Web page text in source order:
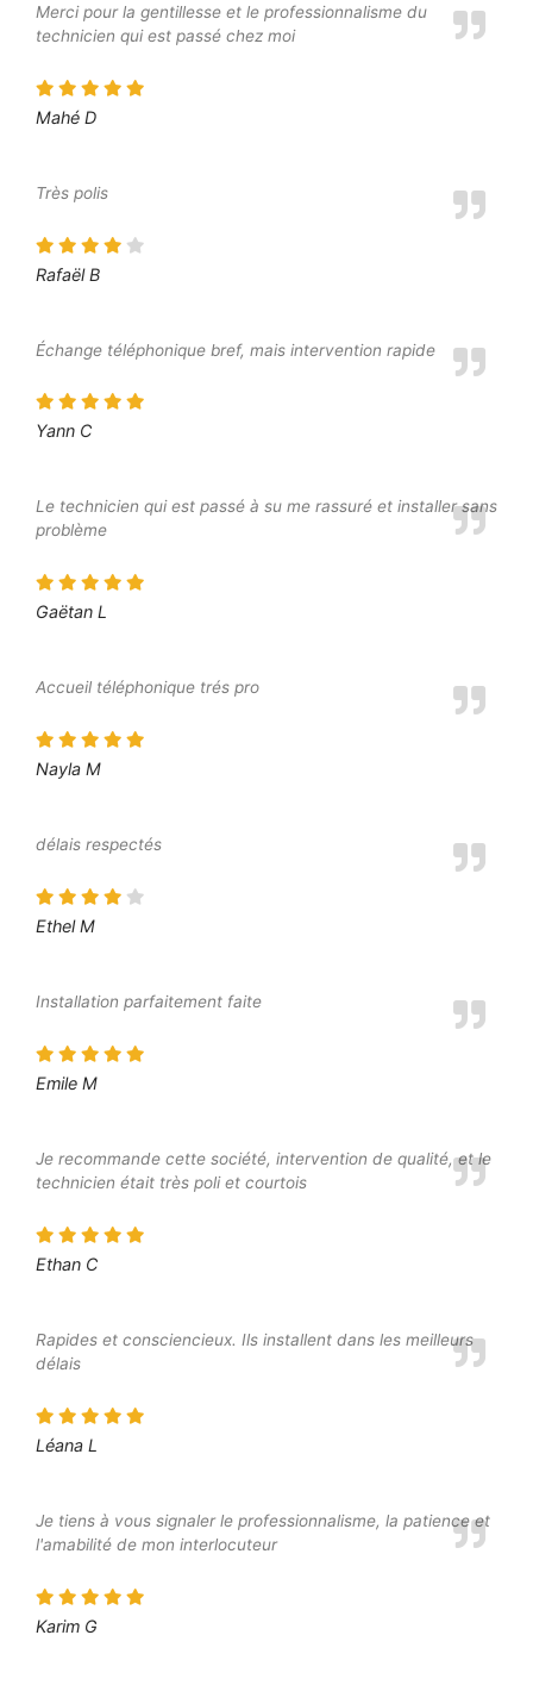
Merci pour la gentillesse et le professionnalisme du
technicien qui est passé chez moi
Mahé D
Très polis
Rafaël B
Échange téléphonique bref, mais intervention rapide
Yann C
Le technicien qui est passé à su me rassuré et installer sans
problème
Gaëtan L
Accueil téléphonique trés pro
Nayla M
délais respectés
Ethel M
Installation parfaitement faite
Emile M
Je recommande cette société, intervention de qualité, et le
technicien était très poli et courtois
Ethan C
Rapides et consciencieux. Ils installent dans les meilleurs
délais
Léana L
Je tiens à vous signaler le professionnalisme, la patience et
l'amabilité de mon interlocuteur
Karim G